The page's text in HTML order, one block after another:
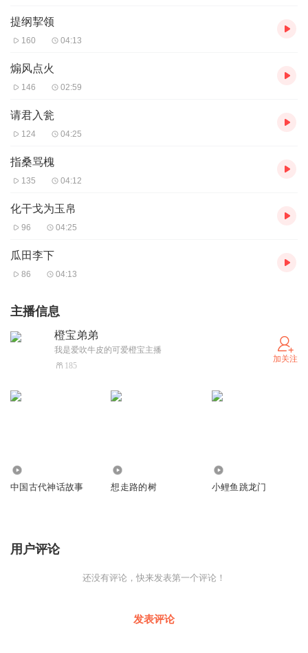
提纲挈领
160 04:13
煽风点火
146 02:59
请君入瓮
124 04:25
指桑骂槐
135 04:12
化干戈为玉帛
96 04:25
瓜田李下
86 04:13
主播信息
橙宝弟弟
我是爱吹牛皮的可爱橙宝主播
185
加关注
中国古代神话故事 想走路的树 小鲤鱼跳龙门
用户评论
还没有评论，快来发表第一个评论！
发表评论